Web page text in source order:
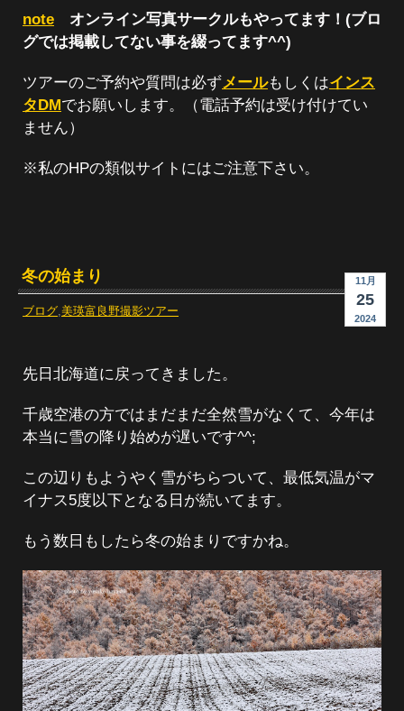
note オンライン写真サークルもやってます！(ブロ
グでは掲載してない事を綴ってます^^)
ツアーのご予約や質問は必ずメールもしくはインス
タDM でお願いします。（電話予約は受け付けてい
ません）
※私のHPの類似サイトにはご注意下さい。
11月
25
2024
冬の始まり
ブログ,美瑛富良野撮影ツアー
先日北海道に戻ってきました。
千歳空港の方ではまだまだ全然雪がなくて、今年は
本当に雪の降り始めが遅いです^^;
この辺りもようやく雪がちらついて、最低気温がマ
イナス5度以下となる日が続いてます。
もう数日もしたら冬の始まりですかね。